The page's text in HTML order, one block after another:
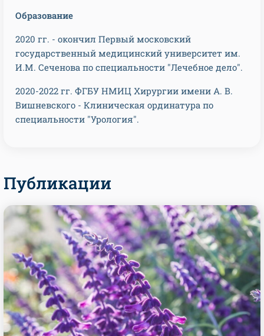
Образование
2020 гг. - окончил Первый московский
государственный медицинский университет им.
И.М. Сеченова по специальности "Лечебное дело".
2020-2022 гг. ФГБУ НМИЦ Хирургии имени А. В.
Вишневского - Клиническая ординатура по
специальности "Урология".
Публикации